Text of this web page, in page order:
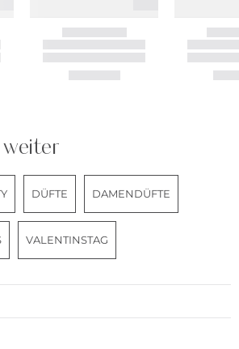
DÜFTE DAMENDÜFTE
VALENTINSTAG